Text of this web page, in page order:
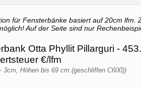
für Fensterbänke basiert auf 20cm lfm.
Auf der Seite sind nur
Otta Phyllit Pillarguri -
€/lfm
3cm, Höhen bis 69 cm (geschliffen C600))